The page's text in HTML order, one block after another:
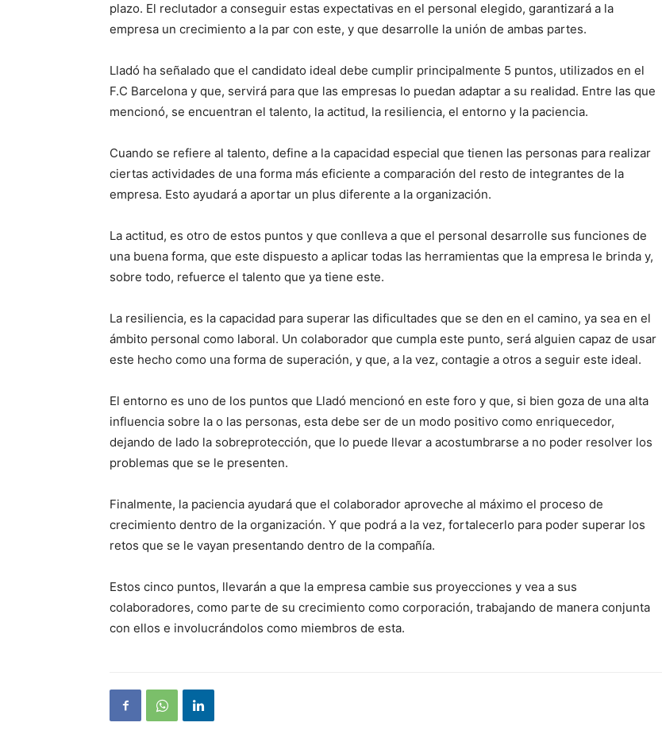
plazo. El reclutador a conseguir estas expectativas en el personal elegido, garantizará a la
empresa un crecimiento a la par con este, y que desarrolle la unión de ambas partes.
Lladó ha señalado que el candidato ideal debe cumplir principalmente 5 puntos, utilizados en el
F.C Barcelona y que, servirá para que las empresas lo puedan adaptar a su realidad. Entre las que
mencionó, se encuentran el talento, la actitud, la resiliencia, el entorno y la paciencia.
Cuando se refiere al talento, define a la capacidad especial que tienen las personas para realizar
ciertas actividades de una forma más eficiente a comparación del resto de integrantes de la
empresa. Esto ayudará a aportar un plus diferente a la organización.
La actitud, es otro de estos puntos y que conlleva a que el personal desarrolle sus funciones de
una buena forma, que este dispuesto a aplicar todas las herramientas que la empresa le brinda y,
sobre todo, refuerce el talento que ya tiene este.
La resiliencia, es la capacidad para superar las dificultades que se den en el camino, ya sea en el
ámbito personal como laboral. Un colaborador que cumpla este punto, será alguien capaz de usar
este hecho como una forma de superación, y que, a la vez, contagie a otros a seguir este ideal.
El entorno es uno de los puntos que Lladó mencionó en este foro y que, si bien goza de una alta
influencia sobre la o las personas, esta debe ser de un modo positivo como enriquecedor,
dejando de lado la sobreprotección, que lo puede llevar a acostumbrarse a no poder resolver los
problemas que se le presenten.
Finalmente, la paciencia ayudará que el colaborador aproveche al máximo el proceso de
crecimiento dentro de la organización. Y que podrá a la vez, fortalecerlo para poder superar los
retos que se le vayan presentando dentro de la compañía.
Estos cinco puntos, llevarán a que la empresa cambie sus proyecciones y vea a sus
colaboradores, como parte de su crecimiento como corporación, trabajando de manera conjunta
con ellos e involucrándolos como miembros de esta.